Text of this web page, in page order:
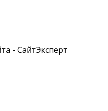
- СайтЭксперт